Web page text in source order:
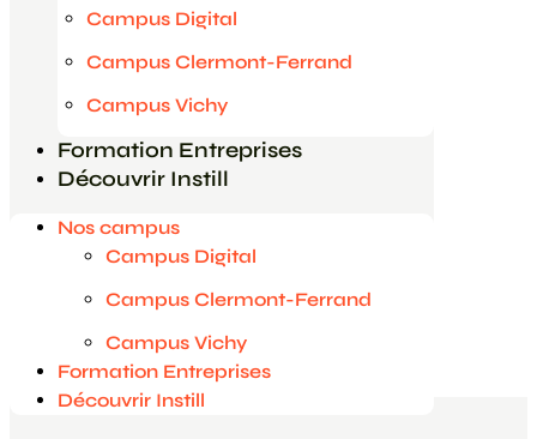
Campus Digital
Campus Clermont-Ferrand
Campus Vichy
Formation Entreprises
Découvrir Instill
Nos campus
Campus Digital
Campus Clermont-Ferrand
Campus Vichy
Formation Entreprises
Découvrir Instill
Contact
Contact